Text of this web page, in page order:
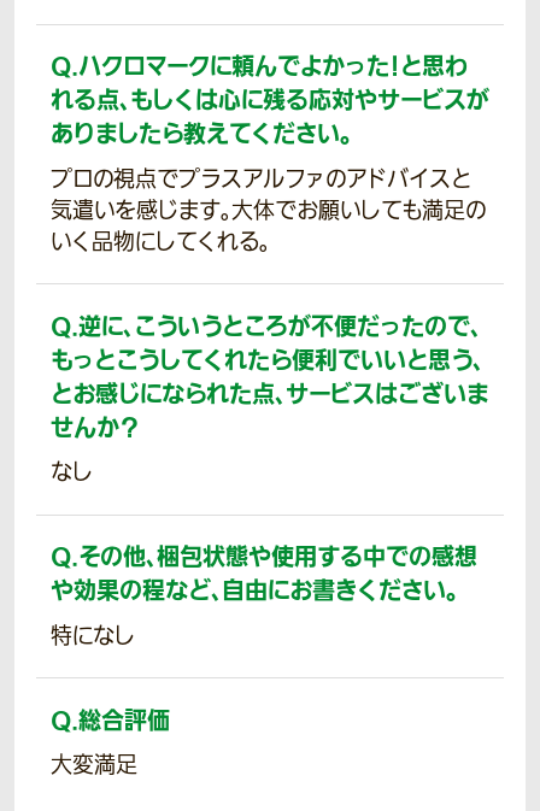
Q.ハクロマークに頼んでよかった！と思わ
れる点、もしくは心に残る応対やサービスが
ありましたら教えてください。
プロの視点でプラスアルファのアドバイスと
気遣いを感じます。大体でお願いしても満足の
いく品物にしてくれる。
Q.逆に、こういうところが不便だったので、
もっとこうしてくれたら便利でいいと思う、
とお感じになられた点、サービスはございま
せんか？
なし
Q.その他、梱包状態や使用する中での感想
や効果の程など、自由にお書きください。
特になし
Q.総合評価
大変満足